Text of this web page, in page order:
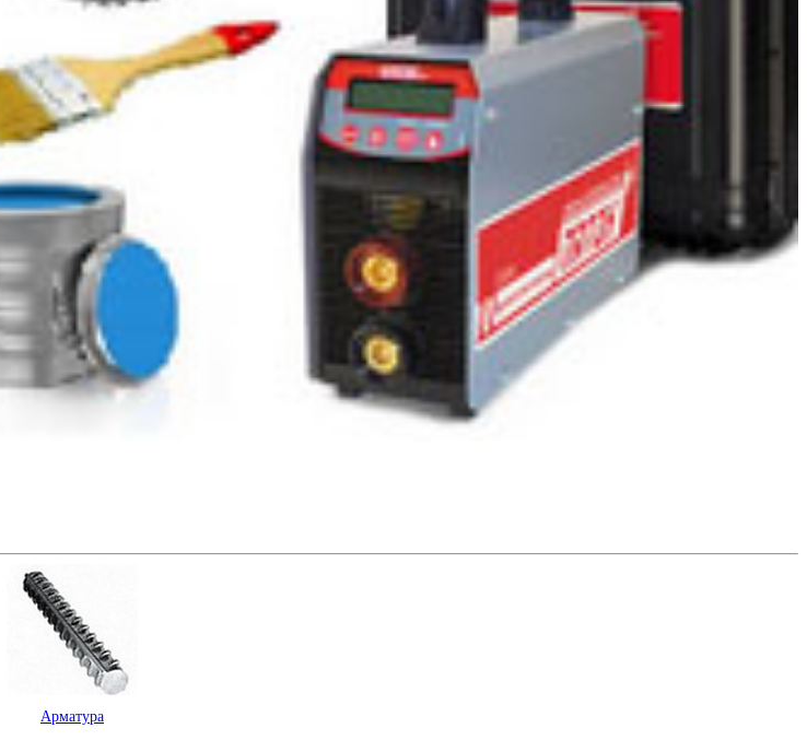
Арматура